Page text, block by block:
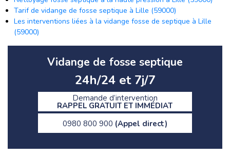
Tarif de vidange de fosse septique à Lille (59000)
Les interventions liées à la vidange fosse de septique à Lille
(59000)
Vidange de fosse septique
24h/24 et 7j/7
Demande d’intervention
RAPPEL GRATUIT ET IMMÉDIAT
0980 800 900 (Appel direct)